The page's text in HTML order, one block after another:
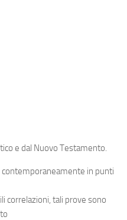
e dal Nuovo Testamento.
in punti
correlazioni, tali prove sono